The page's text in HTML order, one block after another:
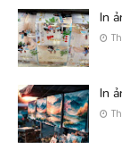
In
In